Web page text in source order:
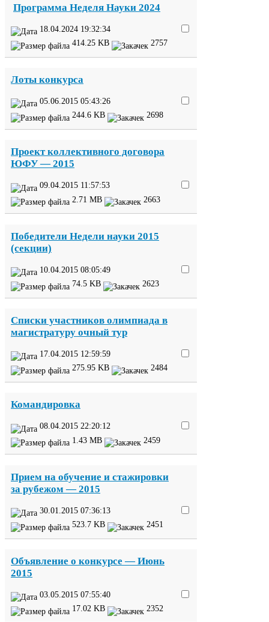
Программа Неделя Науки 2024
18 04 2024 19:32:34
414 25 KB 2757
Лоты конкурса
05 06 2015 05:43:26
244.6 KB 2698
Проект коллективного договора
ЮФУ—2015
09.04.2015 11:57:53
2 71 MB 2663
Победители Недели науки 2015
(секции)
10 04 2015 08:05:49
74 5 KB 2623
Списки участников олимпиада в
магистратуру очный тур
17 04 2015 12:59:59
275.95 KB 2484
Командировка
08.04.2015 22:20:12
1 43 MB 2459
Прием на обучение и стажировки
за рубежом —2015
30 01 2015 07:36:13
523 7 KB 2451
Объявление о конкурсе — Июнь
2015
03 05 2015 07:55:40
17.02 KB 2352